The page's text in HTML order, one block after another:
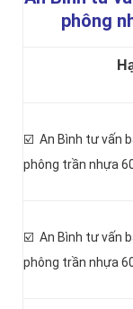
phông
☑️ An Bình tư vấn
phông trần nhựa
☑️ An Bình tư vấn
phông trần nhựa